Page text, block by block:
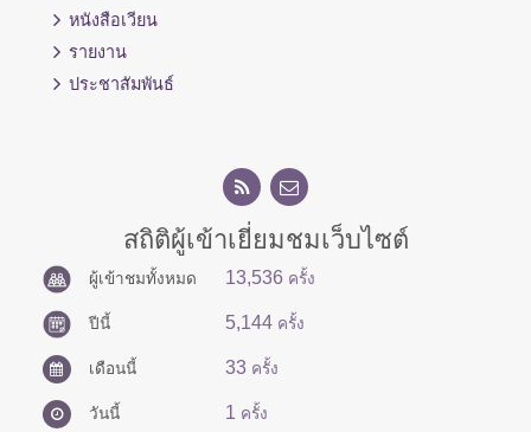
หนังสือเวียน
รายงาน
ประชาสัมพันธ์
สถิติผู้เข้าเยี่ยมชมเว็บไซต์
ผู้เข้าชมทั้งหมด 13,536 ครั้ง
ปีนี้ 5,144 ครั้ง
เดือนนี้ 33 ครั้ง
วันนี้ 1 ครั้ง